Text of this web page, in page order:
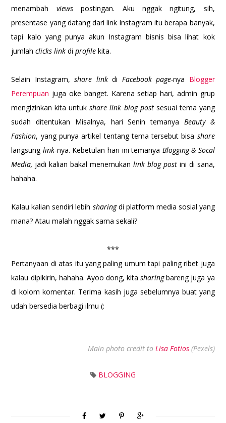
menambah viewspostingan. Aku nggak ngitung, sih,
presentase yang datang dari link Instagram itu berapa banyak,
tapi kalo yang punya akun Instagram bisnis bisa lihat kok
jumlahclicks linkdiprofilekita.
Selain Instagram,share linkdi Facebook page-nya Blogger
Perempuan juga oke banget. Karena setiap hari, admin grup
mengizinkan kita untukshare link blog post sesuai tema yang
sudah ditentukan Misalnya, hari Senin temanya Beauty &
Fashion, yang punya artikel tentang tema tersebut bisa share
langsung link-nya. Kebetulan hari ini temanya Blogging & Socal
Media, jadi kalian bakal menemukanlink blog post ini di sana,
hahaha.
Kalau kalian sendiri lebih sharingdi platform media sosial yang
mana? Atau malah nggak sama sekali?
***
Pertanyaan di atas itu yang paling umum tapi paling ribet juga
kalau dipikirin, hahaha. Ayoo dong, kitasharingbareng juga ya
di kolom komentar. Terima kasih juga sebelumnya buat yang
udah bersedia berbagi ilmu (:
Main photo credit to Lisa Fotios(Pexels)
BLOGGING